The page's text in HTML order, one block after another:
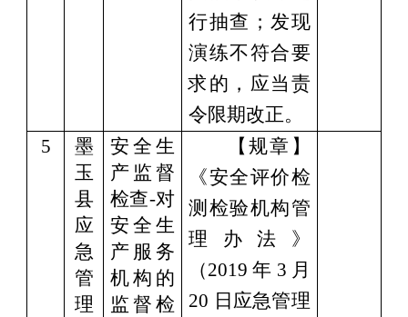
行抽查；发现
演练不符合要
求的，应当责
令限期改正。
5
墨
玉
县
应
急
管
理
安全生
产监督
检查-对
安全生
产服务
机构的
监督检
【规章】
《安全评价检
测检验机构管
理办法》
（2019 年 3 月
20 日应急管理